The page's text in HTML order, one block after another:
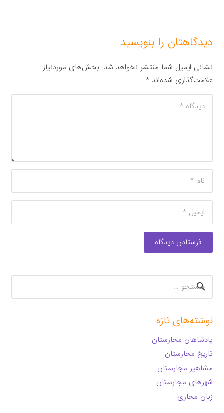
دیدگاهتان را بنویسید
نشانی ایمیل شما منتشر نخواهد شد. بخش‌های موردنیاز
علامت‌گذاری شده‌اند*
فرستادن دیدگاه
جستجو
برای:
نوشته‌های تازه
پادشاهان مجارستان
تاریخ مجارستان
مشاهیر مجارستان
شهرهای مجارستان
زبان مجاری